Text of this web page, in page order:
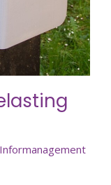
Informanagement